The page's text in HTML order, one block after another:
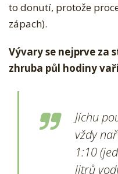
to donutí, protože
zápach).
Vývary se nejprve za
zhruba půl hodiny
Jíchu
vždy
1:10
litrů